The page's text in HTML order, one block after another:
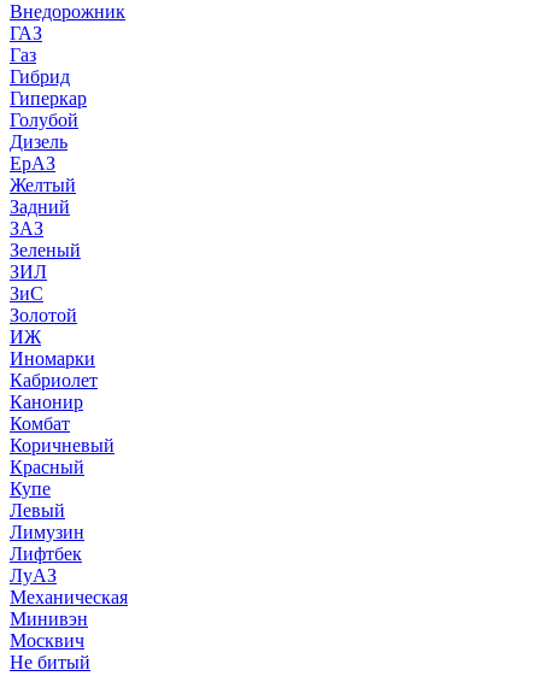
Внедорожник
ГАЗ
Газ
Гибрид
Гиперкар
Голубой
Дизель
ЕрАЗ
Желтый
Задний
ЗАЗ
Зеленый
ЗИЛ
ЗиС
Золотой
ИЖ
Иномарки
Кабриолет
Канонир
Комбат
Коричневый
Красный
Купе
Левый
Лимузин
Лифтбек
ЛуАЗ
Механическая
Минивэн
Москвич
Не битый